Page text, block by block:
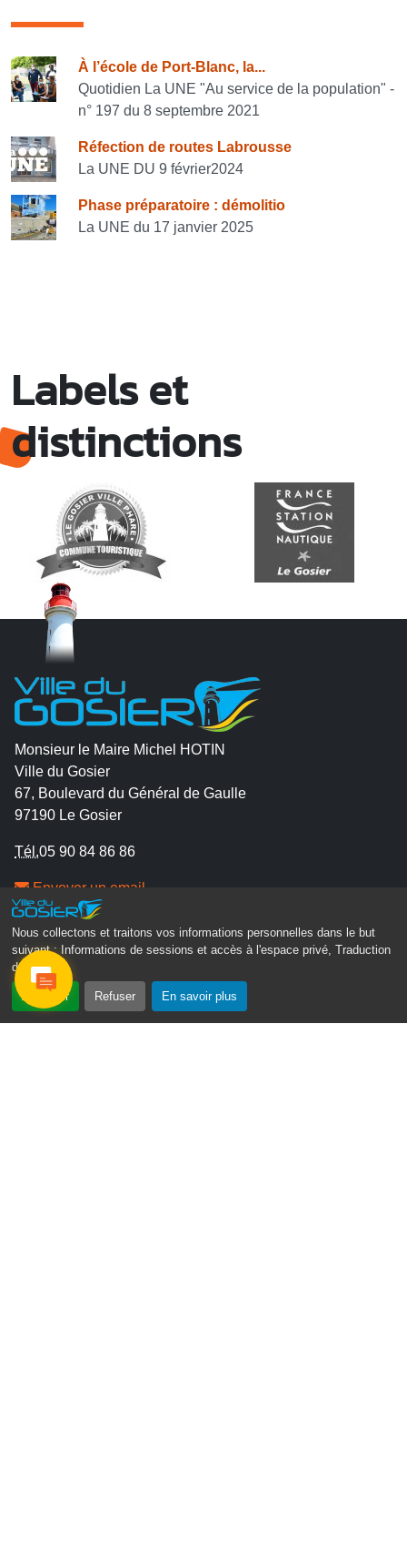
Nous collectons et traitons vos informations personnelles dans le but
suivant :
Informations de sessions et accès à l'espace privé, Traduction
des pages .
Accepter Refuser En savoir plus
Consulter également
À l’école de Port-Blanc, la...
Quotidien La UNE "Au service de la population" -
n° 197 du 8 septembre 2021
Réfection de routes Labrousse
La UNE DU 9 février2024
Phase préparatoire : démolitio
La UNE du 17 janvier 2025
Labels et
distinctions
Monsieur le Maire Michel HOTIN
Ville du Gosier
67, Boulevard du Général de Gaulle
97190 Le Gosier
Tél.05 90 84 86 86
Envoyer un email
Contacter la P.R.A.D.A
Contactez le délégué à la protection des données
personnelles - D.P.O
Suivez-nous